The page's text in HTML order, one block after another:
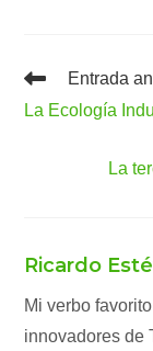
Leer
artículos
Entrada
La Ecología
La
Ricardo
Mi verbo
innovadores de